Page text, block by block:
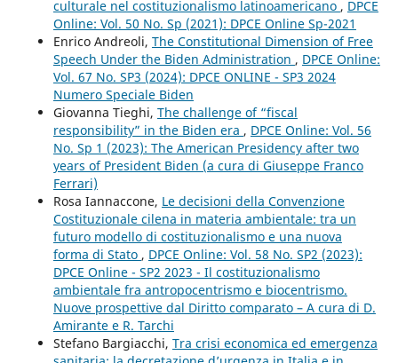
culturale nel costituzionalismo latinoamericano , DPCE
Online: Vol. 50 No. Sp (2021): DPCE Online Sp-2021
Enrico Andreoli, The Constitutional Dimension of Free
Speech Under the Biden Administration , DPCE Online:
Vol. 67 No. SP3 (2024): DPCE ONLINE - SP3 2024
Numero Speciale Biden
Giovanna Tieghi, The challenge of “fiscal
responsibility” in the Biden era , DPCE Online: Vol. 56
No. Sp 1 (2023): The American Presidency after two
years of President Biden (a cura di Giuseppe Franco
Ferrari)
Rosa Iannaccone, Le decisioni della Convenzione
Costituzionale cilena in materia ambientale: tra un
futuro modello di costituzionalismo e una nuova
forma di Stato , DPCE Online: Vol. 58 No. SP2 (2023):
DPCE Online - SP2 2023 - Il costituzionalismo
ambientale fra antropocentrismo e biocentrismo.
Nuove prospettive dal Diritto comparato – A cura di D.
Amirante e R. Tarchi
Stefano Bargiacchi, Tra crisi economica ed emergenza